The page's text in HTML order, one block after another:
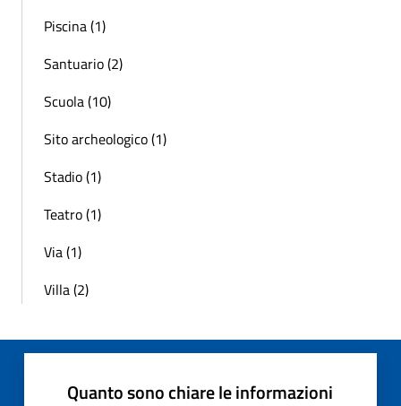
Piscina (1)
Santuario (2)
Scuola (10)
Sito archeologico (1)
Stadio (1)
Teatro (1)
Via (1)
Villa (2)
Quanto sono chiare le informazioni